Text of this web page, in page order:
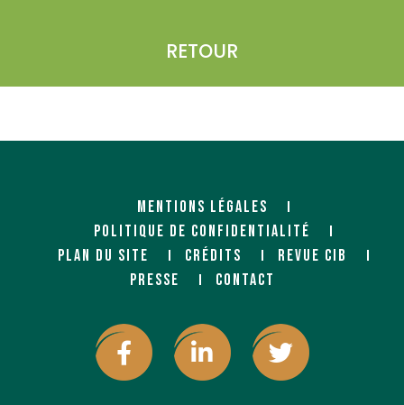
RETOUR
MENTIONS LÉGALES
POLITIQUE DE CONFIDENTIALITÉ
PLAN DU SITE
CRÉDITS
REVUE CIB
PRESSE
CONTACT